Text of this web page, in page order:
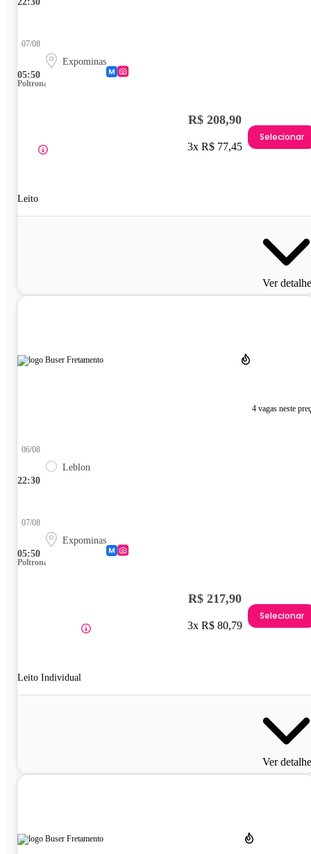
05:50
07/08
Expominas
Poltrona
Leito
R$ 208,90
3x R$ 77,45
Selecionar
Ver
4 vagas neste
22:30
06/08
Leblon
05:50
07/08
Expominas
Poltrona
Leito Individual
R$ 217,90
3x R$ 80,79
Selecionar
Ver